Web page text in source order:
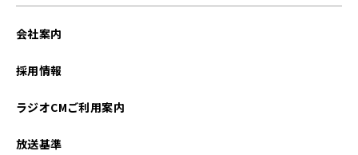
会社案内
採用情報
ラジオCMご利用案内
放送基準